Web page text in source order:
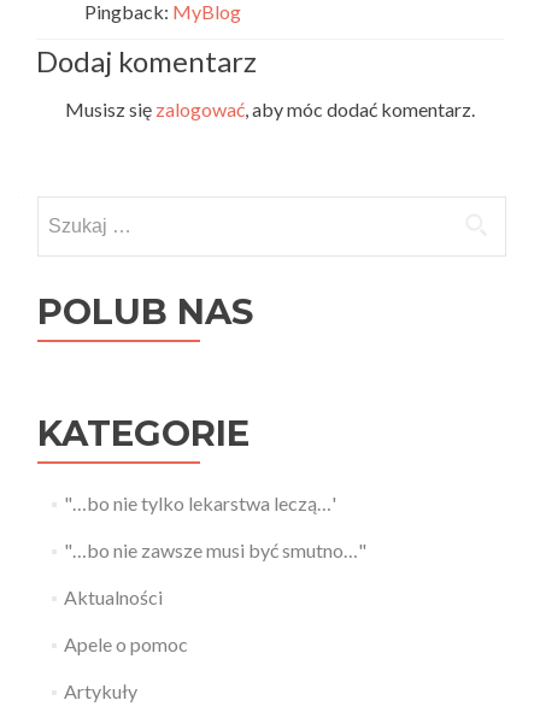
Pingback: MyBlog
Dodaj komentarz
Musisz się zalogować, aby móc dodać komentarz.
POLUB NAS
KATEGORIE
"…bo nie tylko lekarstwa leczą…'
"…bo nie zawsze musi być smutno…"
Aktualności
Apele o pomoc
Artykuły